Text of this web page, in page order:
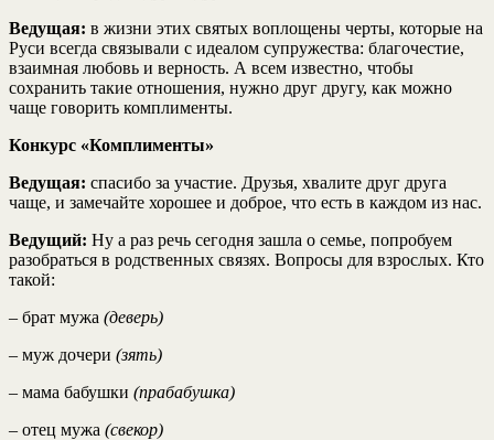
Ведущая: в жизни этих святых воплощены черты, которые на
Руси всегда связывали с идеалом супружества: благочестие,
взаимная любовь и верность. А всем известно, чтобы
сохранить такие отношения, нужно друг другу, как можно
чаще говорить комплименты.
Конкурс «Комплименты»
Ведущая: спасибо за участие. Друзья, хвалите друг друга
чаще, и замечайте хорошее и доброе, что есть в каждом из нас.
Ведущий: Ну а раз речь сегодня зашла о семье, попробуем
разобраться в родственных связях. Вопросы для взрослых. Кто
такой:
– брат мужа (деверь)
– муж дочери (зять)
– мама бабушки (прабабушка)
– отец мужа (свекор)